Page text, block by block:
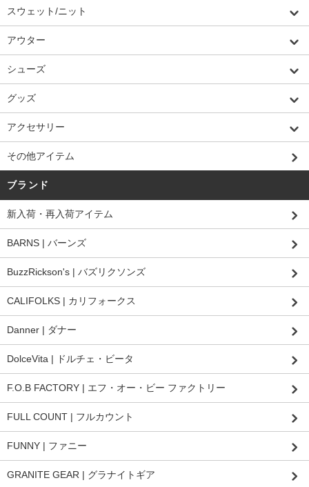
スウェット/ニット
アウター
シューズ
グッズ
アクセサリー
その他アイテム
ブランド
新入荷・再入荷アイテム
BARNS | バーンズ
BuzzRickson's | バズリクソンズ
CALIFOLKS | カリフォークス
Danner | ダナー
DolceVita | ドルチェ・ビータ
F.O.B FACTORY | エフ・オー・ビー ファクトリー
FULL COUNT | フルカウント
FUNNY | ファニー
GRANITE GEAR | グラナイトギア